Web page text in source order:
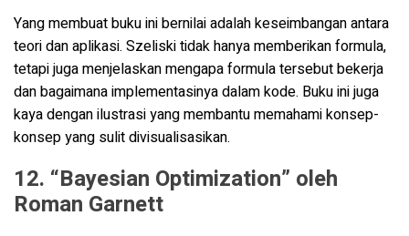
Yang membuat buku ini bernilai adalah keseimbangan antara
teori dan aplikasi. Szeliski tidak hanya memberikan formula,
tetapi juga menjelaskan mengapa formula tersebut bekerja
dan bagaimana implementasinya dalam kode. Buku ini juga
kaya dengan ilustrasi yang membantu memahami konsep-
konsep yang sulit divisualisasikan.
12. “Bayesian Optimization” oleh
Roman Garnett